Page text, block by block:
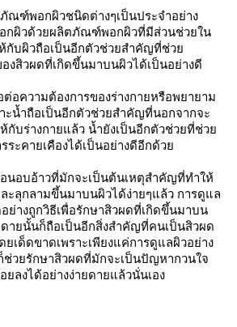
ณฑ์พอกผิวชนิดต่างๆเป็นประจำอย่าง
อกผิวด้วยผลิตภัณฑ์พอกผิวที่มีส่วนช่วยใน
กับผิวถือเป็นอีกตัวช่วยสำคัญที่ช่วย
งสิวผดที่เกิดขึ้นมาบนผิวได้เป็นอย่างดี
อความต้องการของร่างกายหรือพยายาม
ะน้ำถือเป็นอีกตัวช่วยสำคัญที่นอกจากจะ
กับร่างกายแล้ว น้ำยังเป็นอีกตัวช่วยที่ช่วย
ะคายเคืองได้เป็นอย่างดีอีกด้วย
นอบอ้าวที่มักจะเป็นต้นเหตุสำคัญที่ทำให้
ะลุกลามขึ้นมาบนผิวได้ง่ายๆแล้ว การดูแล
ย่างถูกวิธีเพื่อรักษาสิวผดที่เกิดขึ้นมาบน
ดายนั้นก็ถือเป็นอีกสิ่งสำคัญที่คนเป็นสิวผด
เด็ดขาดเพราะเพียงแค่การดูแลผิวอย่าง
ช่วยรักษาสิวผดที่มักจะเป็นปัญหากวนใจ
ลงได้อย่างง่ายดายแล้วนั่นเอง